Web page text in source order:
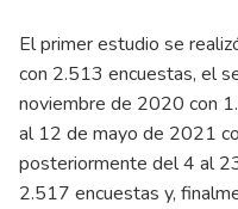
El primer estudio se
con 2.513 encuestas, el
noviembre de 2020 con
al 12 de mayo de 2021
posteriormente del 4 al
2.517 encuestas y,